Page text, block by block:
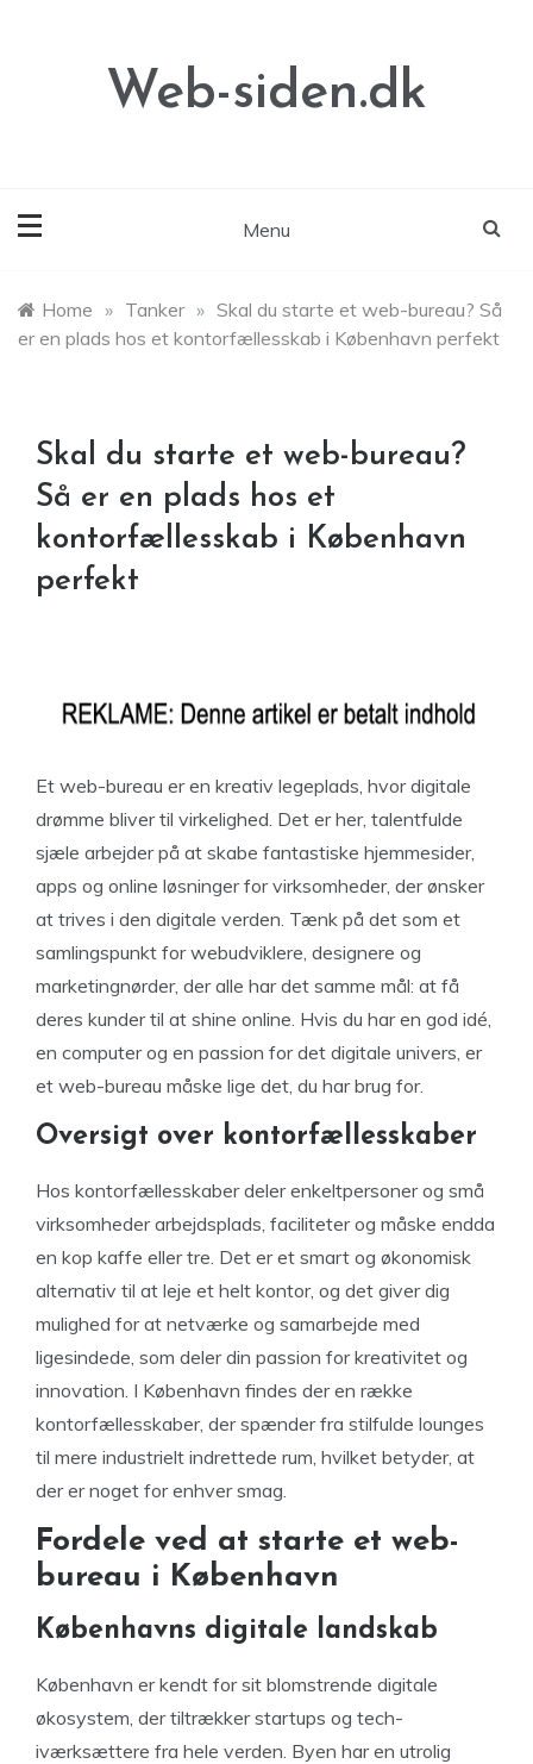
Web-siden.dk
Menu
Home » Tanker » Skal du starte et web-bureau? Så
er en plads hos et kontorfællesskab i København perfekt
Skal du starte et web-bureau?
Så er en plads hos et
kontorfællesskab i København
perfekt
Et web-bureau er en kreativ legeplads, hvor digitale
drømme bliver til virkelighed. Det er her, talentfulde
sjæle arbejder på at skabe fantastiske hjemmesider,
apps og online løsninger for virksomheder, der ønsker
at trives i den digitale verden. Tænk på det som et
samlingspunkt for webudviklere, designere og
marketingnørder, der alle har det samme mål: at få
deres kunder til at shine online. Hvis du har en god idé,
en computer og en passion for det digitale univers, er
et web-bureau måske lige det, du har brug for.
Oversigt over kontorfællesskaber
Hos kontorfællesskaber deler enkeltpersoner og små
virksomheder arbejdsplads, faciliteter og måske endda
en kop kaffe eller tre. Det er et smart og økonomisk
alternativ til at leje et helt kontor, og det giver dig
mulighed for at netværke og samarbejde med
ligesindede, som deler din passion for kreativitet og
innovation. I København findes der en række
kontorfællesskaber, der spænder fra stilfulde lounges
til mere industrielt indrettede rum, hvilket betyder, at
der er noget for enhver smag.
Fordele ved at starte et web-
bureau i København
Københavns digitale landskab
København er kendt for sit blomstrende digitale
økosystem, der tiltrækker startups og tech-
iværksættere fra hele verden. Byen har en utrolig